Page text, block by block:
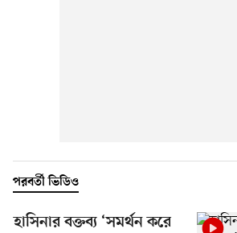
পরবর্তী ভিডিও
হাসিনার বক্তব্য ‘সমর্থন করে